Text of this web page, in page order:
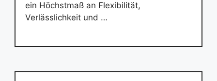
ein Höchstmaß an Flexibilität,
Verlässlichkeit und …